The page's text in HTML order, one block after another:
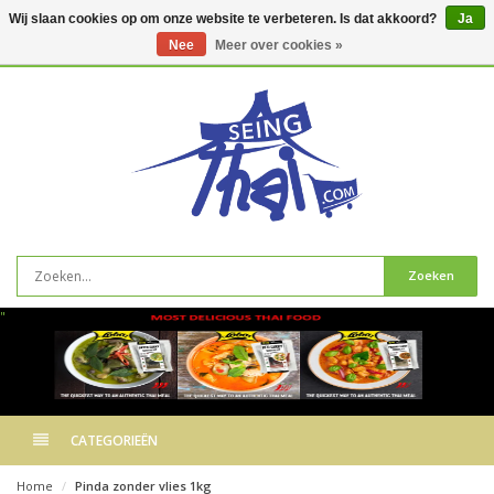
Zoeken
"
CATEGORIEËN
Home Pinda zonder vlies 1kg
Wij slaan cookies op om onze website te verbeteren. Is dat akkoord?
Ja
Nee
Meer over cookies »